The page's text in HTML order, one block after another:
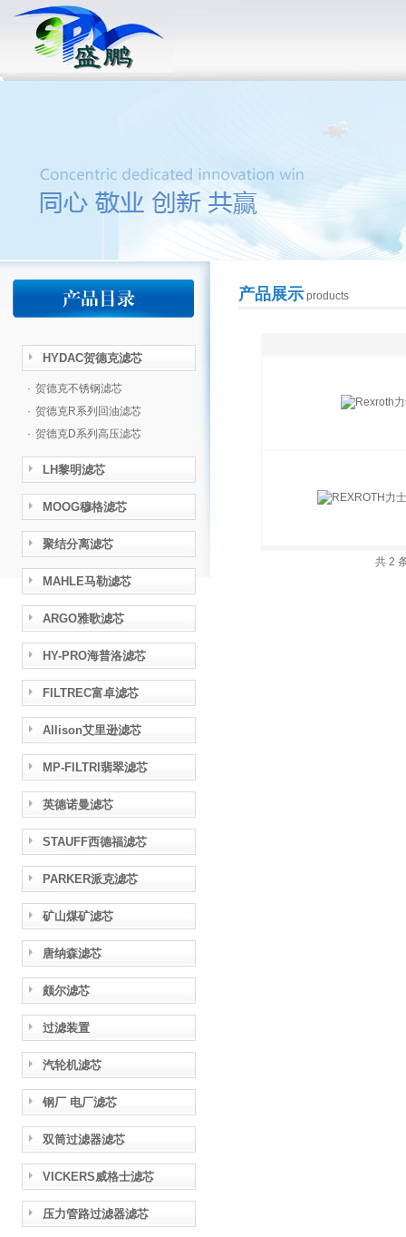
HYDAC贺德克滤芯
· 贺德克不锈钢滤芯
· 贺德克R系列回油滤芯
· 贺德克D系列高压滤芯
LH黎明滤芯
MOOG穆格滤芯
聚结分离滤芯
MAHLE马勒滤芯
ARGO雅歌滤芯
HY-PRO海普洛滤芯
FILTREC富卓滤芯
Allison艾里逊滤芯
MP-FILTRI翡翠滤芯
英德诺曼滤芯
STAUFF西德福滤芯
PARKER派克滤芯
矿山煤矿滤芯
唐纳森滤芯
颇尔滤芯
过滤装置
汽轮机滤芯
钢厂 电厂滤芯
双筒过滤器滤芯
VICKERS威格士滤芯
压力管路过滤器滤芯
产品展示products
共 2